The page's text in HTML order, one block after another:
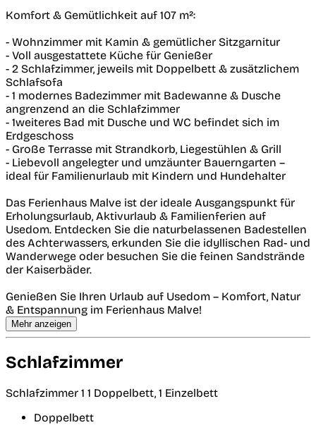
Komfort & Gemütlichkeit auf 107 m²:
- Wohnzimmer mit Kamin & gemütlicher Sitzgarnitur
- Voll ausgestattete Küche für Genießer
- 2 Schlafzimmer, jeweils mit Doppelbett & zusätzlichem
Schlafsofa
- 1 modernes Badezimmer mit Badewanne & Dusche
angrenzend an die Schlafzimmer
- 1weiteres Bad mit Dusche und WC befindet sich im
Erdgeschoss
- Große Terrasse mit Strandkorb, Liegestühlen & Grill
- Liebevoll angelegter und umzäunter Bauerngarten –
ideal für Familienurlaub mit Kindern und Hundehalter
Das Ferienhaus Malve ist der ideale Ausgangspunkt für
Erholungsurlaub, Aktivurlaub & Familienferien auf
Usedom. Entdecken Sie die naturbelassenen Badestellen
des Achterwassers, erkunden Sie die idyllischen Rad- und
Wanderwege oder besuchen Sie die feinen Sandstrände
der Kaiserbäder.
Genießen Sie Ihren Urlaub auf Usedom – Komfort, Natur
& Entspannung im Ferienhaus Malve!
Mehr anzeigen
Schlafzimmer
Schlafzimmer 1 1 Doppelbett, 1 Einzelbett
Doppelbett